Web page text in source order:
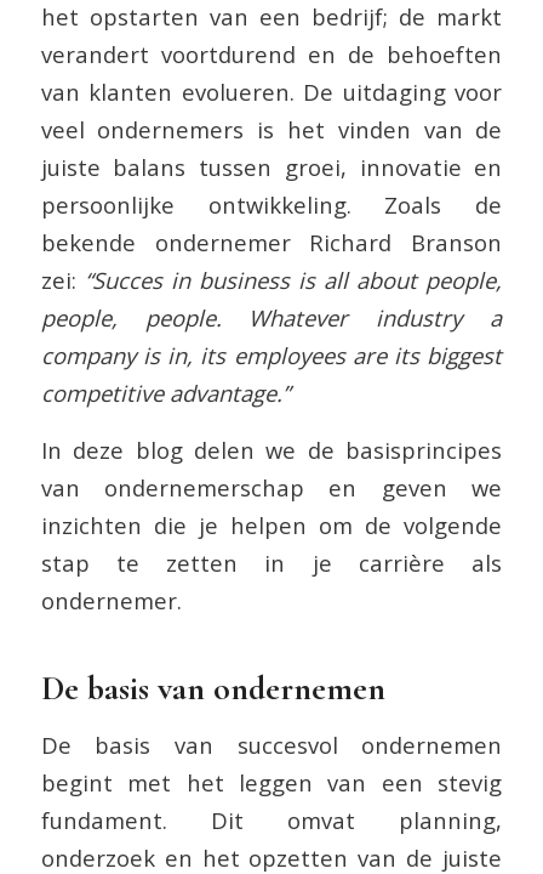
het opstarten van een bedrijf; de markt
verandert voortdurend en de behoeften
van klanten evolueren. De uitdaging voor
veel ondernemers is het vinden van de
juiste balans tussen groei, innovatie en
persoonlijke ontwikkeling. Zoals de
bekende ondernemer Richard Branson
zei: “Succes in business is all about people,
people, people. Whatever industry a
company is in, its employees are its biggest
competitive advantage.”
In deze blog delen we de basisprincipes
van ondernemerschap en geven we
inzichten die je helpen om de volgende
stap te zetten in je carrière als
ondernemer.
De basis van ondernemen
De basis van succesvol ondernemen
begint met het leggen van een stevig
fundament. Dit omvat planning,
onderzoek en het opzetten van de juiste